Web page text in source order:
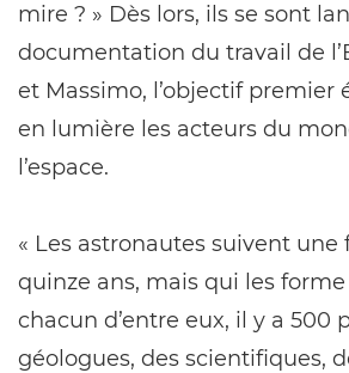
mire ? » Dès lors, ils se sont
documentation du travail de
et Massimo, l’objectif premier
en lumière les acteurs du
l’espace.
« Les astronautes suivent
quinze ans, mais qui les
chacun d’entre eux, il y a 500
géologues, des scientifiques,